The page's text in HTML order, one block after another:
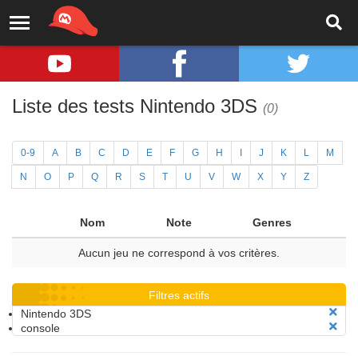
Liste des tests Nintendo 3DS (0)
0-9 A B C D E F G H J K L M
N O P Q R S T U V W X Y Z
Nom Note Genres
Aucun jeu ne correspond à vos critères.
Filtres actifs
Nintendo 3DS
console